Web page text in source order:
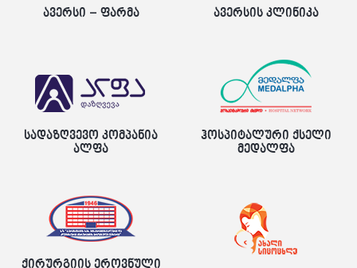
ავერსი – ფარმა ავერსის კლინიკა
სადაზღვევო კომპანია
ალფა
ჰოსპიტალური ქსელი
მედალფა
ქირურგიის ეროვნული